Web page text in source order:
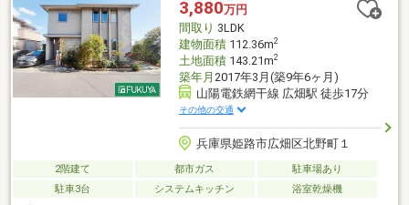
3,880万円
間取り 3LDK
建物面積112.36m2
土地面積143.21m2
築年月 2017年3月(築9年6ヶ月)
山陽電鉄網干線 広畑駅 徒歩17分
その他の交通
兵庫県姫路市広畑区北野町１
2階建て 都市ガス
駐車場あり
駐車3台
システムキッチン 浴室乾燥機